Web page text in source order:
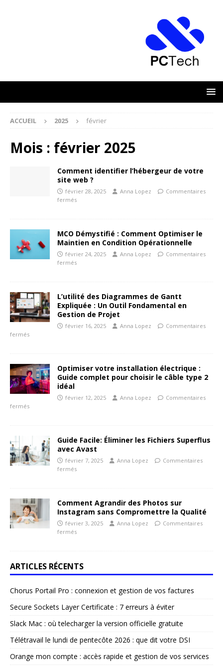
ACCUEIL 2025 février
Mois : février 2025
Comment identifier l’hébergeur de votre
site web ?
février 28, 2025 Anna Lopez
Commentaires
fermés
MCO Démystifié : Comment Optimiser le
Maintien en Condition Opérationnelle
février 24, 2025 Anna Lopez
Commentaires
fermés
L’utilité des Diagrammes de Gantt
Expliquée : Un Outil Fondamental en
Gestion de Projet
février 16, 2025 Anna Lopez
Commentaires
fermés
Optimiser votre installation électrique :
Guide complet pour choisir le câble type 2
idéal
février 12, 2025 Anna Lopez
Commentaires
fermés
Guide Facile: Éliminer les Fichiers Superflus
avec Avast
février 7, 2025 Anna Lopez
Commentaires
fermés
Comment Agrandir des Photos sur
Instagram sans Compromettre la Qualité
février 3, 2025 Anna Lopez
Commentaires
fermés
ARTICLES RÉCENTS
Chorus Portail Pro : connexion et gestion de vos factures
Secure Sockets Layer Certificate : 7 erreurs à éviter
Slack Mac : où telecharger la version officielle gratuite
Télétravail le lundi de pentecôte 2026 : que dit votre DSI
Orange mon compte : accès rapide et gestion de vos services